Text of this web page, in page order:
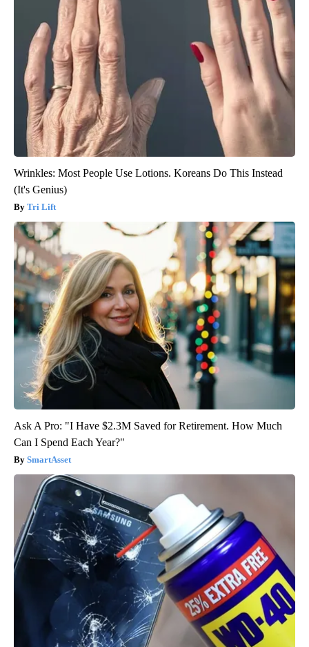
Wrinkles: Most People Use Lotions. Koreans Do This Instead
(It's Genius)
Tri Lift
Ask A Pro: "I Have $2.3M Saved for Retirement. How Much
Can I Spend Each Year?"
SmartAsset